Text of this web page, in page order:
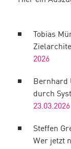
Tobias
2026
Bernhard
durch
23.03.2026
Steffen
Wer jetzt